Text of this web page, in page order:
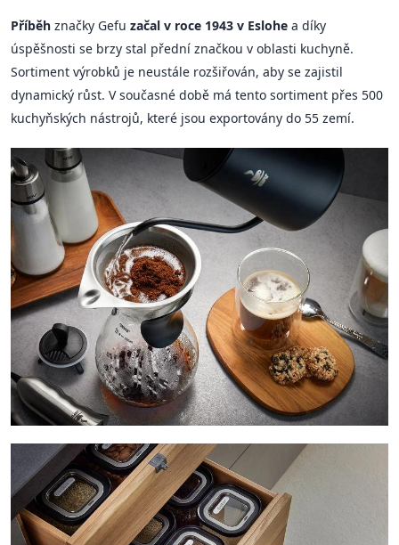
Příběh značky Gefu začal v roce 1943 v Eslohe a díky
úspěšnosti se brzy stal přední značkou v oblasti kuchyně.
Sortiment výrobků je neustále rozšiřován, aby se zajistil
dynamický růst. V současné době má tento sortiment přes 500
kuchyňských nástrojů, které jsou exportovány do 55 zemí.